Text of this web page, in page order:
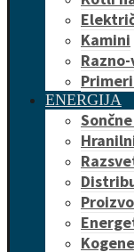
Kamini
ENERGIJA